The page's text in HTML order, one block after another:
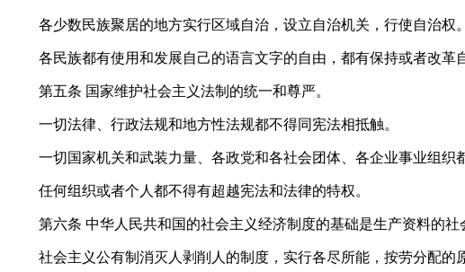
各少数民族聚居的地方实行区域自治，设立自治机关，行使自治权
各民族都有使用和发展自己的语言文字的自由，都有保持或者改革
第五条 国家维护社会主义法制的统一和尊严。
一切法律、行政法规和地方性法规都不得同宪法相抵触。
一切国家机关和武装力量、各政党和各社会团体、各企业事业组织
任何组织或者个人都不得有超越宪法和法律的特权。
第六条 中华人民共和国的社会主义经济制度的基础是生产资料的社
社会主义公有制消灭人剥削人的制度，实行各尽所能，按劳分配的原